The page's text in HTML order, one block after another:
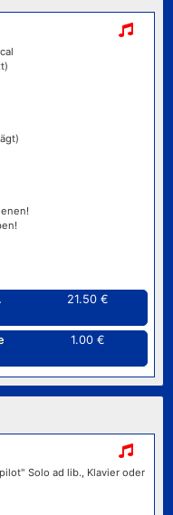
21.50 €
1.00 €
Solo ad lib., Klavier oder